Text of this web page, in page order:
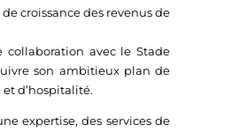
croissance des revenus de
avec le Stade
son ambitieux plan de
d’hospitalité.
expertise, des services de